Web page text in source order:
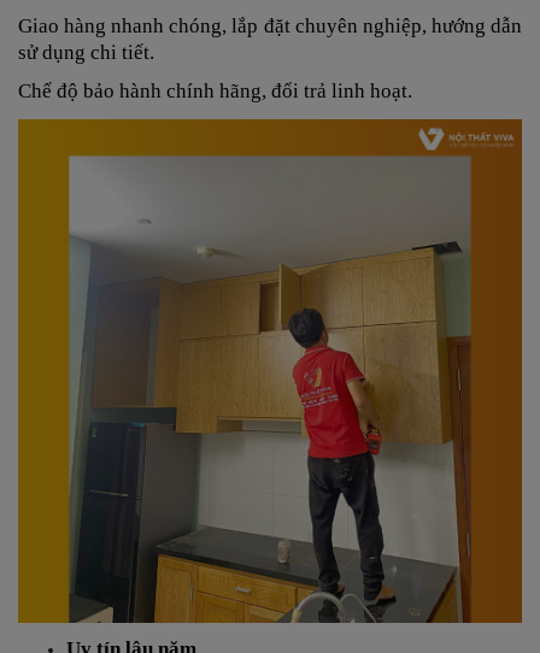
Giao hàng nhanh chóng, lắp đặt chuyên nghiệp, hướng dẫn
sử dụng chi tiết.
Chế độ bảo hành chính hãng, đổi trả linh hoạt.